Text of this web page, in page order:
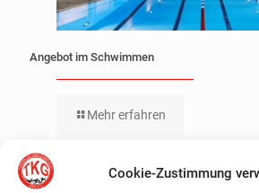
Cookie-Zustimmung
Angebot im Schwimmen
Mehr erfahren